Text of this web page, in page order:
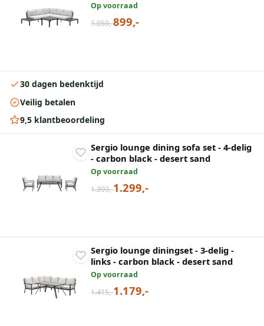
Op voorraad
1.059,-899,-
30 dagen bedenktijd
Veilig betalen
9,5 klantbeoordeling
Sergio lounge dining sofa set - 4-delig
- carbon black - desert sand
Op voorraad
1.399,-1.299,-
Sergio lounge diningset - 3-delig -
links - carbon black - desert sand
Op voorraad
1.415,-1.179,-